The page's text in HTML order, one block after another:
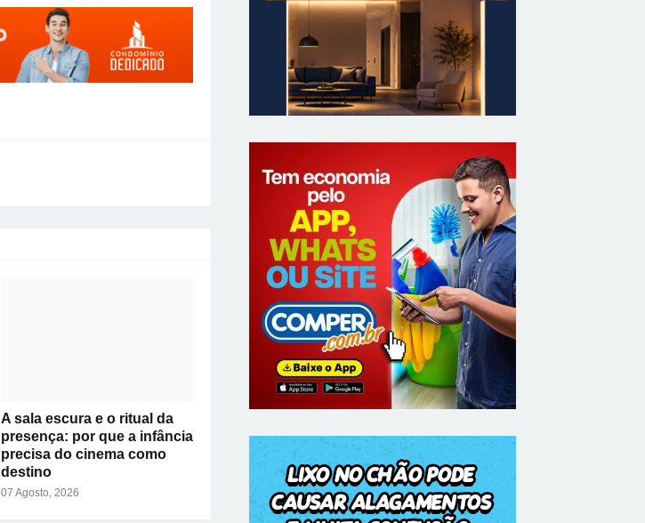
A sala escura e o ritual da
presença: por que a infância
precisa do cinema como
destino
07 Agosto, 2026